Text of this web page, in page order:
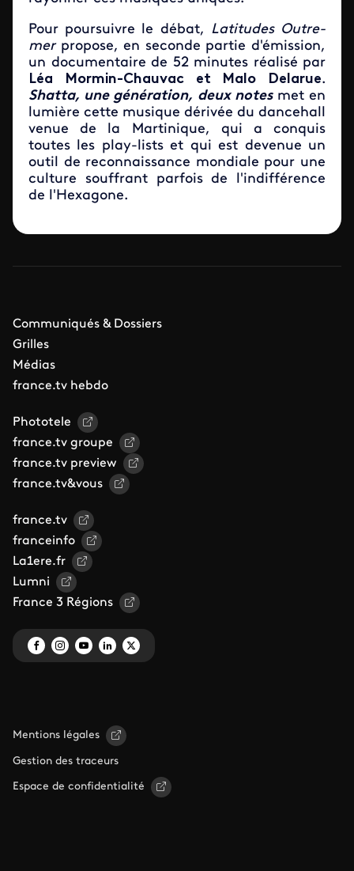
Pour poursuivre le débat, Latitudes Outre-
merpropose, en seconde partie d'émission,
un documentaire de 52 minutes réalisé par
Léa Mormin-Chauvac et Malo Delarue.
Shatta, une génération, deux notesmet en
lumière cette musique dérivée du dancehall
venue de la Martinique, qui a conquis
toutes les play-lists et qui est devenue un
outil de reconnaissance mondiale pour une
culture souffrant parfois de l'indifférence
de l'Hexagone.
Communiqués & Dossiers
Grilles
Médias
france.tv hebdo
Phototele
france.tv groupe
france.tv preview
france.tv&vous
france.tv
franceinfo
La1ere.fr
Lumni
France 3 Régions
Mentions légales
Gestion des traceurs
Espace de confidentialité